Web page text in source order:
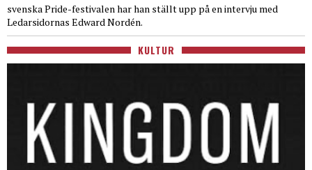
svenska Pride-festivalen har han ställt upp på en intervju med
Ledarsidornas Edward Nordén.
KULTUR